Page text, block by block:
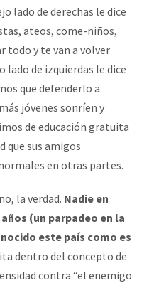
lado de derechas le dice
ateos, come-niños,
todo y te van a volver
lado de izquierdas le dice
que defenderlo a
jóvenes sonríen y
de educación gratuita
que sus amigos
en otras partes.
la verdad. Nadie en
(un parpadeo en la
este país como es
dentro del concepto de
contra “el enemigo